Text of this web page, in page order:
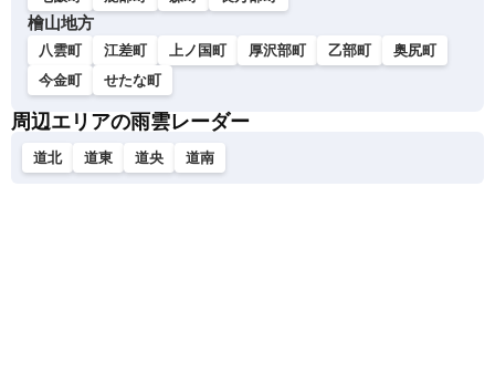
檜山地方
八雲町 江差町 上ノ国町 厚沢部町 乙部町
奥尻町
今金町
せたな町
周辺エリアの雨雲レーダー
道北 道東 道央 道南